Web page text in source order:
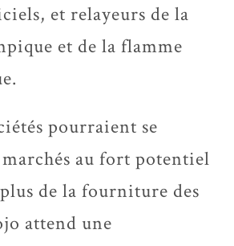
et relayeurs de la
et de la flamme
pourraient se
au fort potentiel
de la fourniture des
attend une